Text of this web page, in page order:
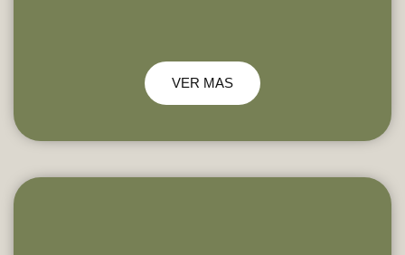
VER MAS